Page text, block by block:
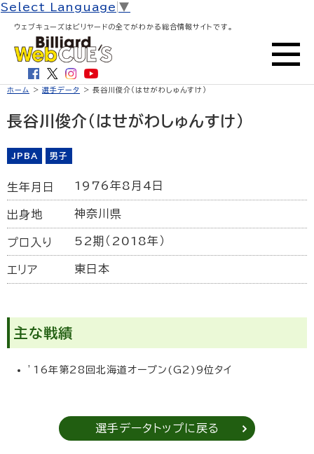
Select Language ▼
ウェブキューズはビリヤードの全てがわかる総合情報サイトです。
ホーム > 選手データ > 長谷川俊介（はせがわしゅんすけ）
長谷川俊介（はせがわしゅんすけ）
JPBA 男子
生年月日 1976年8月4日
出身地 神奈川県
プロ入り 52期（2018年）
エリア 東日本
主な戦績
’16年第28回北海道オープン(G2)9位タイ
選手データトップに戻る